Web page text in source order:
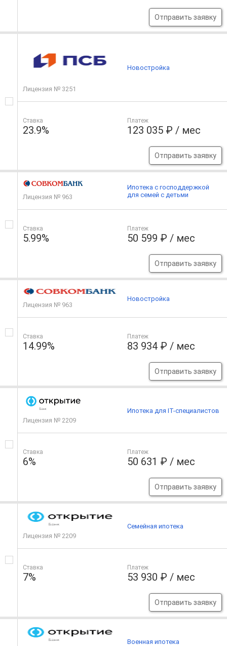
Отправить заявку
Лицензия № 3251
Ставка
23.9%
Платеж
123 035 ₽ / мес
Отправить заявку
Новостройка
Лицензия № 963
Ставка
5.99%
Платеж
50 599 ₽ / мес
Отправить заявку
Ипотека с господдержкой
для семей с детьми
Лицензия № 963
Ставка
14.99%
Платеж
83 934 ₽ / мес
Отправить заявку
Новостройка
Лицензия № 2209
Ставка
6%
Платеж
50 631 ₽ / мес
Отправить заявку
Ипотека для IT-специалистов
Лицензия № 2209
Ставка
7%
Платеж
53 930 ₽ / мес
Отправить заявку
Семейная ипотека
Военная ипотека